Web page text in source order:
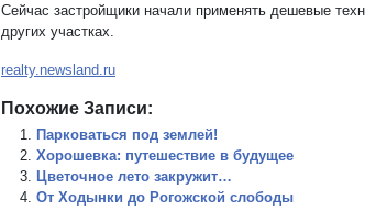
Сейчас застройщики начали применять дешевые
других участках.
realty.newsland.ru
Похожие Записи:
Парковаться под землей!
Хорошевка: путешествие в будущее
Цветочное лето закружит…
От Ходынки до Рогожской слободы